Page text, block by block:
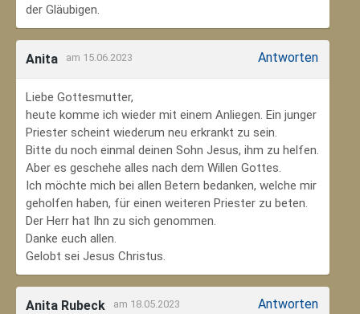
der Gläubigen.
Anita am 15.06.2023 Antworten
Liebe Gottesmutter,
heute komme ich wieder mit einem Anliegen. Ein junger
Priester scheint wiederum neu erkrankt zu sein.
Bitte du noch einmal deinen Sohn Jesus, ihm zu helfen.
Aber es geschehe alles nach dem Willen Gottes.
Ich möchte mich bei allen Betern bedanken, welche mir
geholfen haben, für einen weiteren Priester zu beten.
Der Herr hat Ihn zu sich genommen.
Danke euch allen.
Gelobt sei Jesus Christus.
Anita Rubeck am 18.05.2023 Antworten